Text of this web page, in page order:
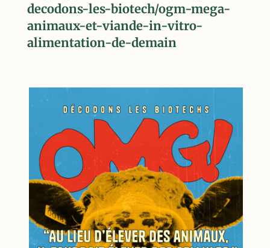
decodons-les-biotech/ogm-mega-
animaux-et-viande-in-vitro-
alimentation-de-demain